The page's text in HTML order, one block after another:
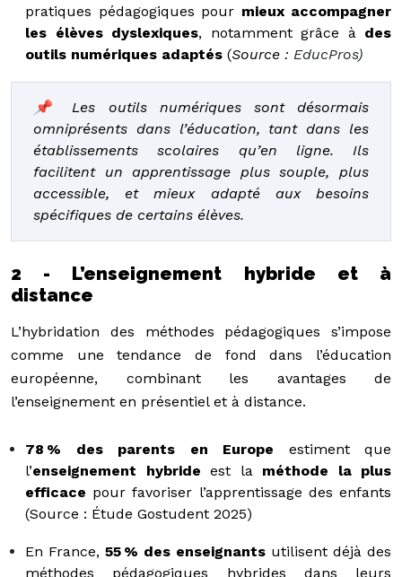
pratiques pédagogiques pour mieux accompagner
les élèves dyslexiques, notamment grâce à des
outils numériques adaptés (Source : EducPros)
📌 Les outils numériques sont désormais
omniprésents dans l’éducation, tant dans les
établissements scolaires qu’en ligne. Ils
facilitent un apprentissage plus souple, plus
accessible, et mieux adapté aux besoins
spécifiques de certains élèves.
2 - L’enseignement hybride et à
distance
L’hybridation des méthodes pédagogiques s’impose
comme une tendance de fond dans l’éducation
européenne, combinant les avantages de
l’enseignement en présentiel et à distance.
78 % des parents en Europe estiment que
l’enseignement hybride est la méthode la plus
efficace pour favoriser l’apprentissage des enfants
(Source : Étude Gostudent 2025)
En France, 55 % des enseignants utilisent déjà des
méthodes pédagogiques hybrides dans leurs